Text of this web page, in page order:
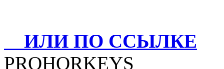
ИЛИ ПО ССЫЛКЕ
PROHORKEYS